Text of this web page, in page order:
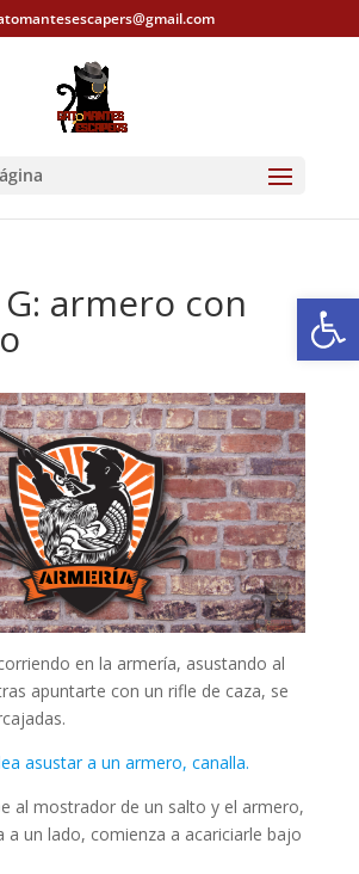
armero con
en la armería, asustando al
apuntarte con un rifle de caza, se
asustar a un armero, canalla.
al mostrador de un salto y el armero,
a un lado, comienza a acariciarle bajo